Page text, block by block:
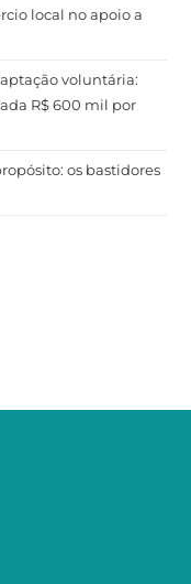
local no apoio a
voluntária:
R$ 600 mil por
os bastidores